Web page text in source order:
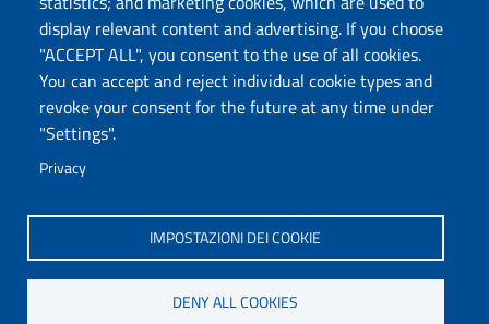
display relevant content and advertising. If you choose
"ACCEPT ALL", you consent to the use of all cookies.
You can accept and reject individual cookie types and
revoke your consent for the future at any time under
"Settings".
Privacy
IMPOSTAZIONI DEI COOKIE
DENY ALL COOKIES
Dipartimento di Scienze chimiche, fisiche,
matematiche e naturali
Via Vienna 2, 07100 Sassari
Tel./Fax: +39 079 229535/+39 079 228625
PEC: dip.chimica.farmacia@pec.uniss.it
www.uniss.it